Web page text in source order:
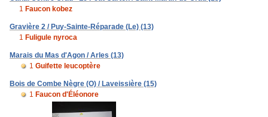
1 Faucon kobez
Gravière 2 / Puy-Sainte-Réparade (Le) (13)
1 Fuligule nyroca
Marais du Mas d'Agon / Arles (13)
1 Guifette leucoptère
Bois de Combe Nègre (O) / Laveissière (15)
1 Faucon d'Éléonore